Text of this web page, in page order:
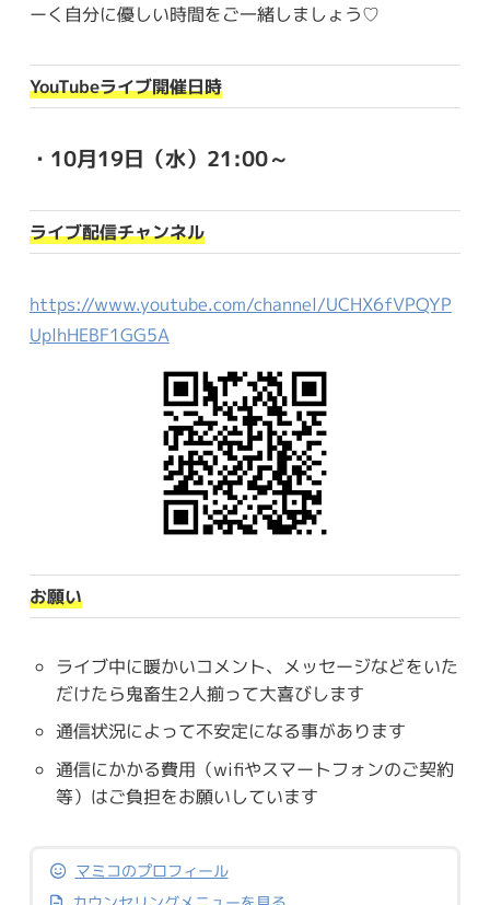
ーく自分に優しい時間をご一緒しましょう♡
YouTubeライブ開催日時
・10月19日（水）21:00～
ライブ配信チャンネル
https://www.youtube.com/channel/UCHX6fVPQYP
UplhHEBF1GG5A
お願い
ライブ中に暖かいコメント、メッセージなどをいた
だけたら鬼畜生2人揃って大喜びします
通信状況によって不安定になる事があります
通信にかかる費用（wifiやスマートフォンのご契約
等）はご負担をお願いしています
マミコのプロフィール